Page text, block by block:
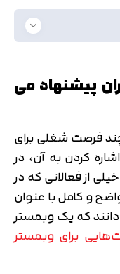
پیشنهاد می
فرصت شغلی برای
کردن به آن‌، در
از فعالانی که در
و کامل با عنوان
که یک وبمستر
برای وبمستر